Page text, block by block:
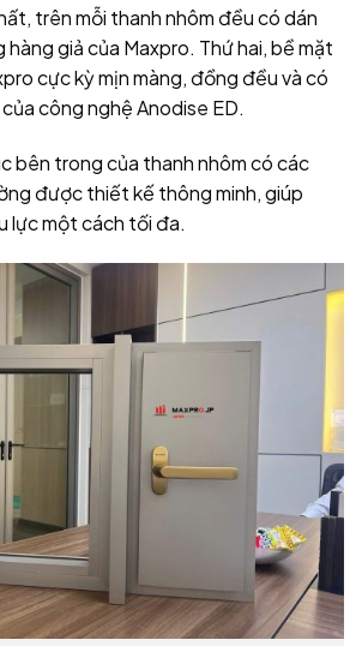
trên mỗi thanh nhôm đều có dán
giả của Maxpro. Thứ hai, bề mặt
cực kỳ mịn màng, đồng đều và có
công nghệ Anodise ED.
bên trong của thanh nhôm có các
được thiết kế thông minh, giúp
lực một cách tối đa.